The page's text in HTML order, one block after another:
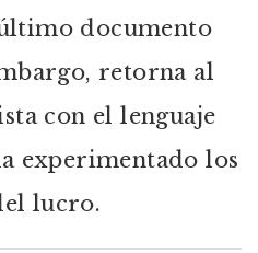
documento
retorna al
con el lenguaje
experimentado los
lucro.